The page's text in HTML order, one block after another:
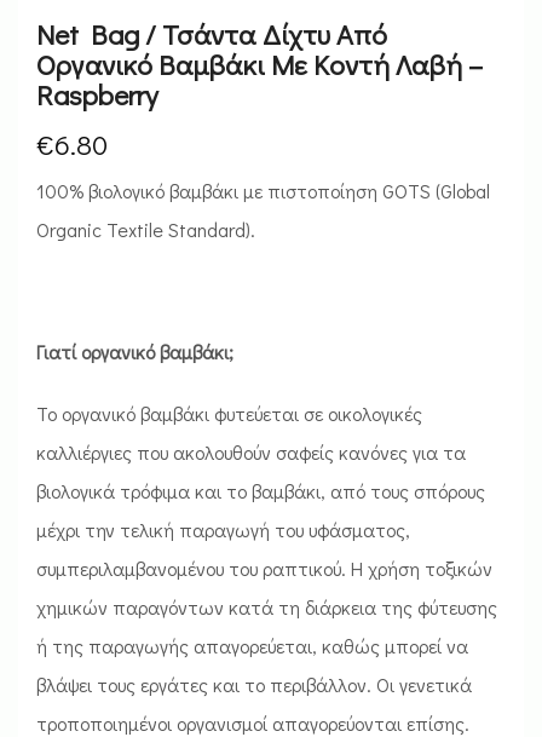
Net Bag / Τσάντα Δίχτυ Από
Οργανικό Βαμβάκι Με Κοντή Λαβή –
Raspberry
€6.80
100% βιολογικό βαμβάκι με πιστοποίηση GOTS (Global
Organic Textile Standard).
Γιατί οργανικό βαμβάκι;
Το οργανικό βαμβάκι φυτεύεται σε οικολογικές
καλλιέργιες που ακολουθούν σαφείς κανόνες για τα
βιολογικά τρόφιμα και το βαμβάκι, από τους σπόρους
μέχρι την τελική παραγωγή του υφάσματος,
συμπεριλαμβανομένου του ραπτικού. Η χρήση τοξικών
χημικών παραγόντων κατά τη διάρκεια της φύτευσης
ή της παραγωγής απαγορεύεται, καθώς μπορεί να
βλάψει τους εργάτες και το περιβάλλον. Οι γενετικά
τροποποιημένοι οργανισμοί απαγορεύονται επίσης.